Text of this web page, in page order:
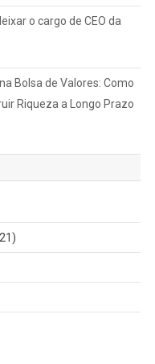
o cargo de CEO da
Bolsa de Valores: Como
Riqueza a Longo Prazo